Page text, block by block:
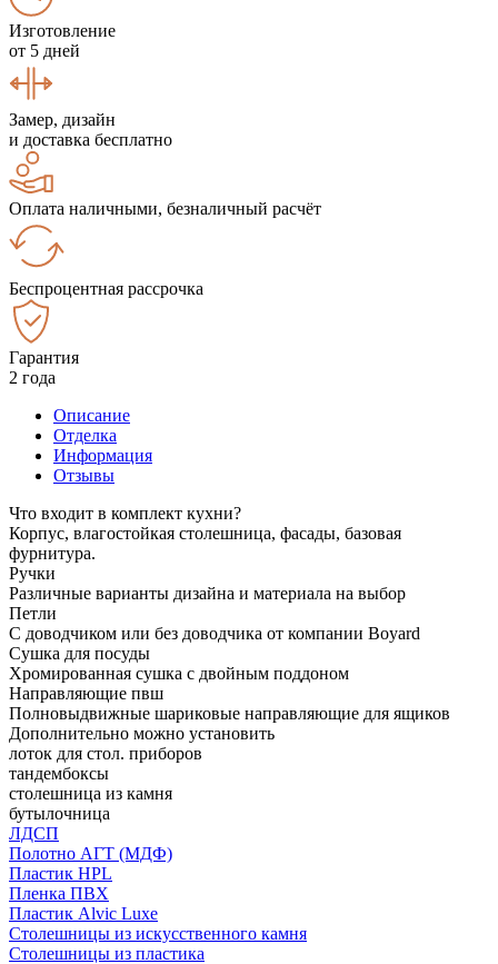
Изготовление
от 5 дней
Замер, дизайн
и доставка бесплатно
Оплата наличными, безналичный расчёт
Беспроцентная рассрочка
Гарантия
2 года
Описание
Отделка
Информация
Отзывы
Что входит в комплект кухни?
Корпус, влагостойкая столешница, фасады, базовая
фурнитура.
Ручки
Различные варианты дизайна и материала на выбор
Петли
С доводчиком или без доводчика от компании Boyard
Сушка для посуды
Хромированная сушка с двойным поддоном
Направляющие пвш
Полновыдвижные шариковые направляющие для ящиков
Дополнительно можно установить
лоток для стол. приборов
тандембоксы
столешница из камня
бутылочница
ЛДСП
Полотно АГТ (МДФ)
Пластик HPL
Пленка ПВХ
Пластик Alvic Luxe
Столешницы из искусственного камня
Столешницы из пластика